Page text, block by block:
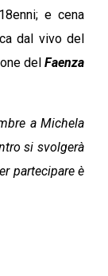
e cena
dal vivo del
del Faenza
a Michela
si svolgerà
partecipare è